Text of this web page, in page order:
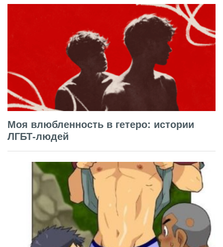
Моя влюбленность в гетеро: истории
ЛГБТ-людей